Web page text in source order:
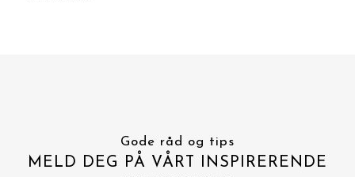
Gode råd og tips
MELD DEG PÅ VÅRT INSPIRERENDE